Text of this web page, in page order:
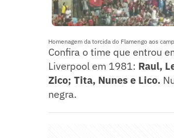
Homenagem da torcida do Flamengo aos
Confira o time que entrou
Liverpool em 1981: Raul,
Zico; Tita, Nunes e Lico.
negra.